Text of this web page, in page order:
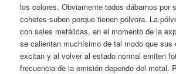
los colores. Obviamente todos dábamos por
cohetes suben porque tienen pólvora. La
con sales metálicas, en el momento de la
se calientan muchísimo de tal modo que sus
excitan y al volver al estado normal emiten
frecuencia de la emisión depende del metal.